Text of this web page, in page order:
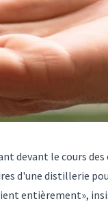
devant le cours des
d'une distillerie
entièrement»,